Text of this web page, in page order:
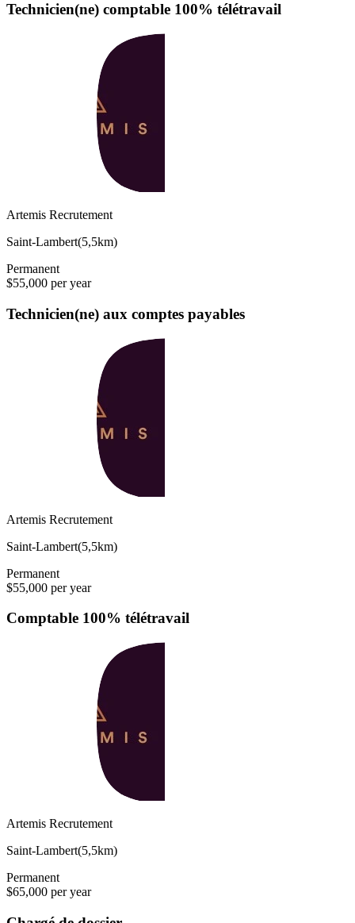
Technicien(ne) comptable 100% télétravail
Artemis Recrutement
Saint-Lambert(5,5km)
Permanent
$55,000 per year
Technicien(ne) aux comptes payables
Artemis Recrutement
Saint-Lambert(5,5km)
Permanent
$55,000 per year
Comptable 100% télétravail
Artemis Recrutement
Saint-Lambert(5,5km)
Permanent
$65,000 per year